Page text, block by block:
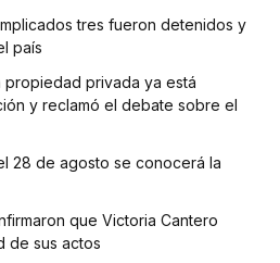
tres fueron detenidos y
país
propiedad privada ya está
y reclamó el debate sobre el
28 de agosto se conocerá la
que Victoria Cantero
de sus actos